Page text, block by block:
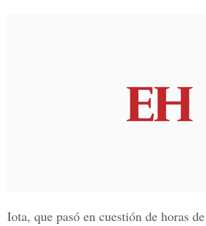
Iota, que pasó en cuestión de horas